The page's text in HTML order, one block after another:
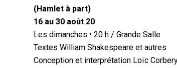
(Hamlet à part)
16 au 30 août 20
Les dimanches • 20 h / Grande Salle
Textes William Shakespeare et autres
Conception et interprétation Loïc